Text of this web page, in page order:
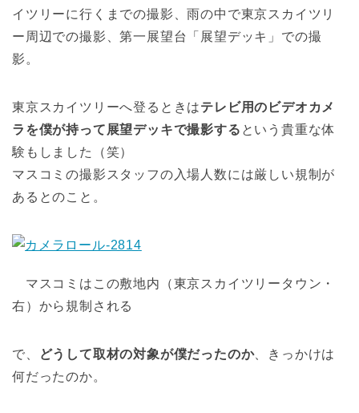
イツリーに行くまでの撮影、雨の中で東京スカイツリ
ー周辺での撮影、第一展望台「展望デッキ」での撮
影。
東京スカイツリーへ登るときはテレビ用のビデオカメ
ラを僕が持って展望デッキで撮影する という貴重な体
験もしました（笑）
マスコミの撮影スタッフの入場人数には厳しい規制が
あるとのこと。
マスコミはこの敷地内（東京スカイツリータウン・
右）から規制される
で、 どうして取材の対象が僕だったのか、きっかけは
何だったのか。